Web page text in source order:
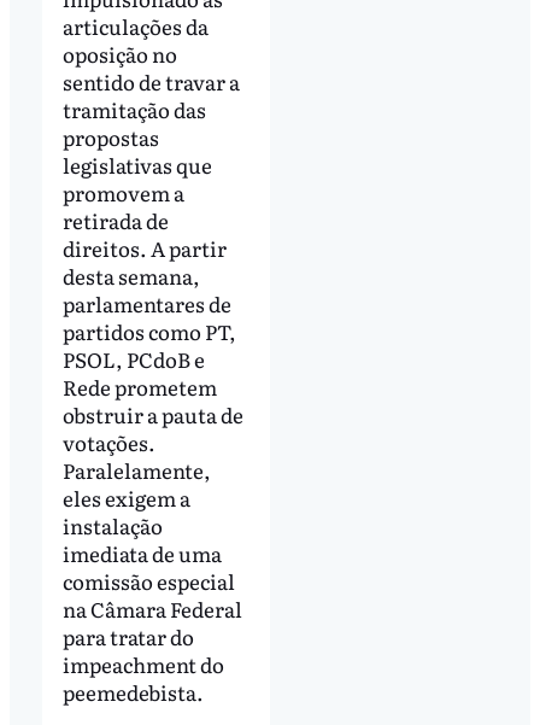
articulações da
oposição no
sentido de travar a
tramitação das
propostas
legislativas que
promovem a
retirada de
direitos. A partir
desta semana,
parlamentares de
partidos como PT,
PSOL, PCdoB e
Rede prometem
obstruir a pauta de
votações.
Paralelamente,
eles exigem a
instalação
imediata de uma
comissão especial
na Câmara Federal
para tratar do
impeachment do
peemedebista.